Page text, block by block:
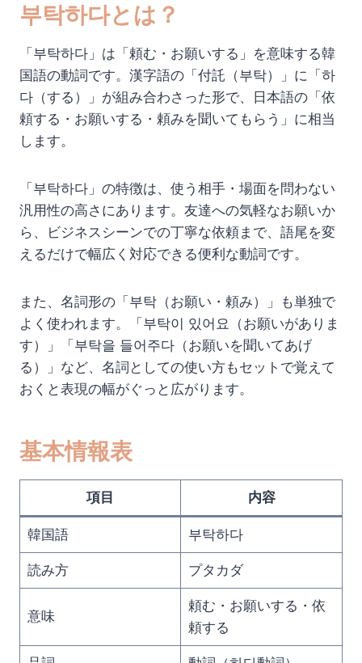
부탁하다とは？
「부탁하다」は「頼む・お願いする」を意味する韓
国語の動詞です。漢字語の「付託（부탁）」に「하
다（する）」が組み合わさった形で、日本語の「依
頼する・お願いする・頼みを聞いてもらう」に相当
します。
「부탁하다」の特徴は、使う相手・場面を問わない
汎用性の高さにあります。友達への気軽なお願いか
ら、ビジネスシーンでの丁寧な依頼まで、語尾を変
えるだけで幅広く対応できる便利な動詞です。
また、名詞形の「부탁（お願い・頼み）」も単独で
よく使われます。「부탁이 있어요（お願いがありま
す）」「부탁을 들어주다（お願いを聞いてあげ
る）」など、名詞としての使い方もセットで覚えて
おくと表現の幅がぐっと広がります。
基本情報表
項目 内容
韓国語 부탁하다
読み方 プタカダ
意味
頼む・お願いする・依
頼する